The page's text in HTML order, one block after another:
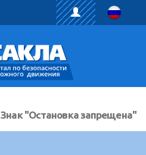
Знак "Остановка запрещена"